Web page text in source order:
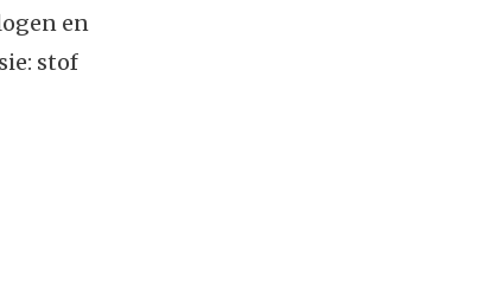
en
stof